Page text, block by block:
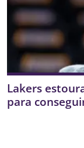
Lakers
para